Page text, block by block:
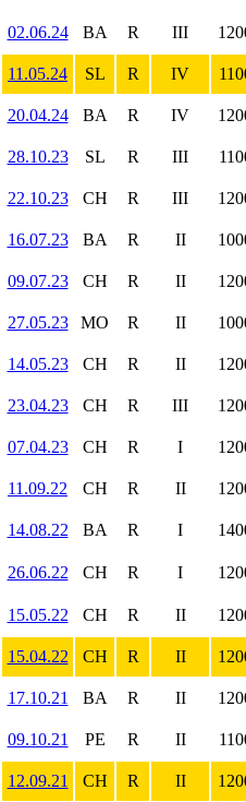
02.06.24 BA R III
11.05.24 SL R IV
20.04.24 BA R IV
28.10.23 SL R III
22.10.23 CH R III
16.07.23 BA R II
09.07.23 CH R II
27.05.23 MO R II
14.05.23 CH R II
23.04.23 CH R III
07.04.23 CH R I
11.09.22 CH R II
14.08.22 BA R I
26.06.22 CH R I
15.05.22 CH R II
15.04.22 CH R II
17.10.21 BA R II
09.10.21 PE R II
12.09.21 CH R II